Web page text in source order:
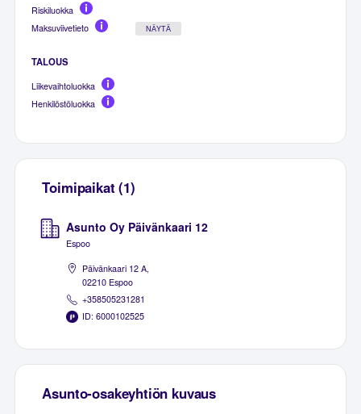
Riskiluokka
Maksuviivetieto
NÄYTÄ
TALOUS
Liikevaihtoluokka
Henkilöstöluokka
Toimipaikat (1)
Asunto Oy Päivänkaari 12
Espoo
Päivänkaari 12 A,
02210 Espoo
+358505231281
ID: 6000102525
Asunto-osakeyhtiön kuvaus